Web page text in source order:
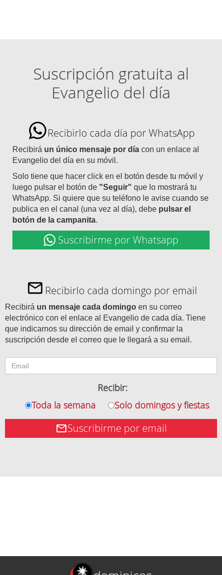
Suscripción gratuita al
Evangelio del día
Recibirlo cada día por WhatsApp
Recibirá un único mensaje por día con un enlace al
Evangelio del día en su móvil.
Solo tiene que hacer click en el botón desde tu móvil y
luego pulsar el botón de "Seguir" que lo mostrará tu
WhatsApp. Si quiere que su teléfono le avise cuando se
publica en el canal (una vez al día), debe pulsar el
botón de la campanita.
Suscribirme por Whatsapp
Recibirlo cada domingo por email
Recibirá un mensaje cada domingo en su correo
electrónico con el enlace al Evangelio de cada día. Tiene
que indicarnos su dirección de email y confirmar la
suscripción desde el correo que le llegará a su email.
Recibir:
Toda la semana
Solo domingos y fiestas
Suscribirme por email